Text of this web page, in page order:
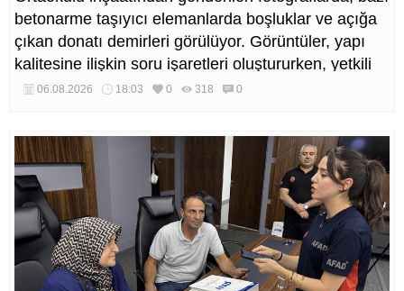
betonarme taşıyıcı elemanlarda boşluklar ve açığa
çıkan donatı demirleri görülüyor. Görüntüler, yapı
kalitesine ilişkin soru işaretleri oluştururken, yetkili
kurumların teknik inceleme yapması çağrısı yapıldı.
06.08.2026 18:03 0 318 0